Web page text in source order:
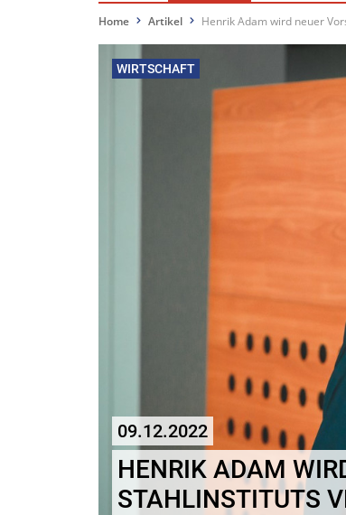
Home Artikel Henrik Adam wird neuer
WIRTSCHAFT
09.12.2022
HENRIK ADAM
STAHLINSTITUTS